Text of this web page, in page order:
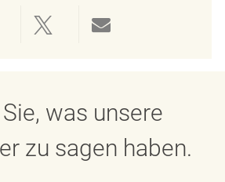
teilen
Facebook teilen
Über Twitter teilen
was unsere
zu sagen haben.